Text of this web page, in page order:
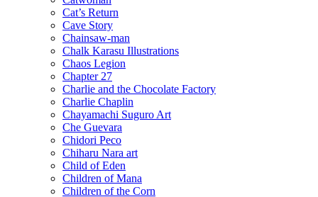
Cat’s Return
Cave Story
Chainsaw-man
Chalk Karasu Illustrations
Chaos Legion
Chapter 27
Charlie and the Chocolate Factory
Charlie Chaplin
Chayamachi Suguro Art
Che Guevara
Chidori Peco
Chiharu Nara art
Child of Eden
Children of Mana
Children of the Corn